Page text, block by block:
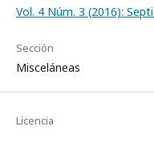
Vol. 4 Núm. 3 (2016):
Sección
Misceláneas
Licencia